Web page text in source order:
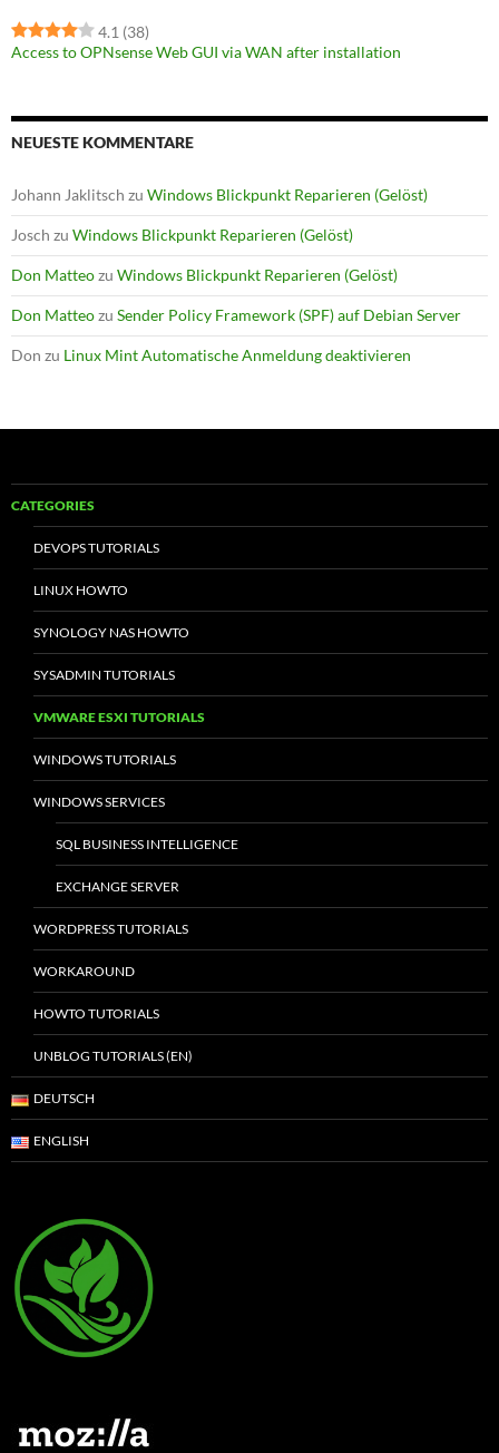
4.1 (38)
Access to OPNsense Web GUI via WAN after installation
NEUESTE KOMMENTARE
Johann Jaklitsch zu Windows Blickpunkt Reparieren (Gelöst)
Josch zu Windows Blickpunkt Reparieren (Gelöst)
Don Matteozu Windows Blickpunkt Reparieren (Gelöst)
Don Matteozu Sender Policy Framework (SPF) auf Debian Server
Don zu Linux Mint Automatische Anmeldung deaktivieren
CATEGORIES
DEVOPS TUTORIALS
LINUX HOWTO
SYNOLOGY NAS HOWTO
SYSADMIN TUTORIALS
VMWARE ESXI TUTORIALS
WINDOWS TUTORIALS
WINDOWS SERVICES
SQL BUSINESS INTELLIGENCE
EXCHANGE SERVER
WORDPRESS TUTORIALS
WORKAROUND
HOWTO TUTORIALS
UNBLOG TUTORIALS (EN)
DEUTSCH
ENGLISH